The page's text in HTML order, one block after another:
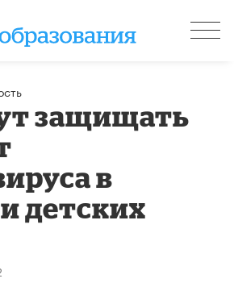
защищать
в
детских